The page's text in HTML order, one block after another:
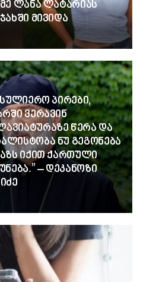
ლანა ლატარიას
მივიდა
პირები,
ვერავინ
წერა და
ნუ გეგონება
იქით ქართული
– დეკანოზი